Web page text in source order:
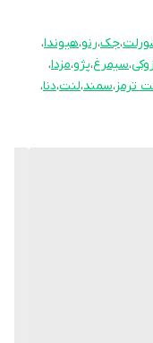
حداکثری
و عمر مفید
به هیچ
اینکه
،جک،رنو،هیوندا،
،سیمرغ،پژو،مزدا،
ترمز،سمند،لنت،دنا،